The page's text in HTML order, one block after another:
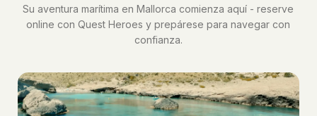
Su aventura marítima en Mallorca comienza aquí - reserve
online con Quest Heroes y prepárese para navegar con
confianza.